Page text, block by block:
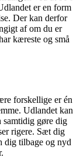
er en form
Der kan derfor
af om du er
kæreste og små
forskellige er én
Udlandet kan
samtidig gøre dig
rigere. Sæt dig
dig tilbage og nyd